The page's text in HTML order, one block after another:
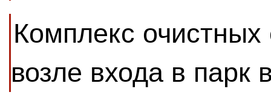
Комплекс
возле входа в парк